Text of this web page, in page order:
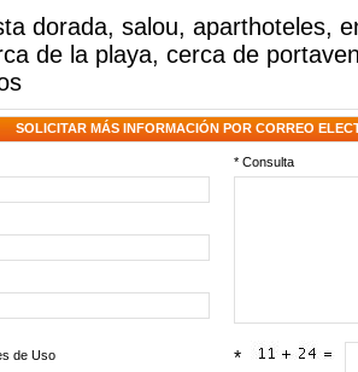
dorada, salou, aparthoteles,
de la playa, cerca de
SOLICITAR MÁS INFORMACIÓN POR CORREO
* Consulta
de Uso *